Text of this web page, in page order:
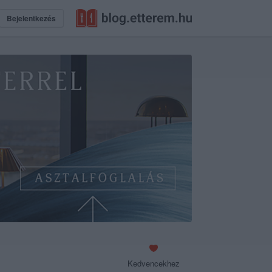
Bejelentkezés
Kedvencekhez